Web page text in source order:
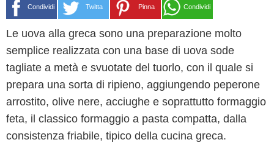
Condividi Twitta Pinna Condividi
Le uova alla greca sono una preparazione molto
semplice realizzata con una base di uova sode
tagliate a metà e svuotate del tuorlo, con il quale si
prepara una sorta di ripieno, aggiungendo peperone
arrostito, olive nere, acciughe e soprattutto formaggio
feta, il classico formaggio a pasta compatta, dalla
consistenza friabile, tipico della cucina greca.